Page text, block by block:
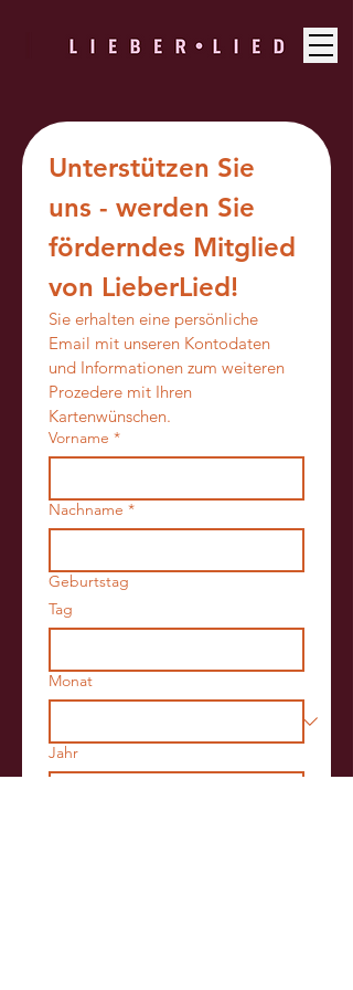
Unterstützen Sie
uns - werden Sie
förderndes Mitglied
von LieberLied!
Sie erhalten eine persönliche
Email mit unseren Kontodaten
und Informationen zum weiteren
Prozedere mit Ihren
Kartenwünschen.
Vorname *
Nachname *
Geburtstag
Tag
Monat
Jahr